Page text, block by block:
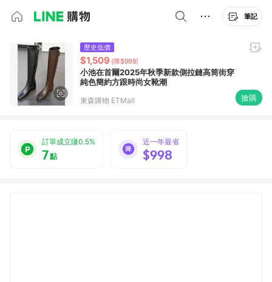
筆記
歷史低價
$1,509 (降$998)
小池在首爾2025年秋季新款側拉鏈高筒街穿
純色簡約方跟時尚女靴潮
東森購物 ETMall 搶購
訂單成立賺0.5%
7點
近一年最省
$998